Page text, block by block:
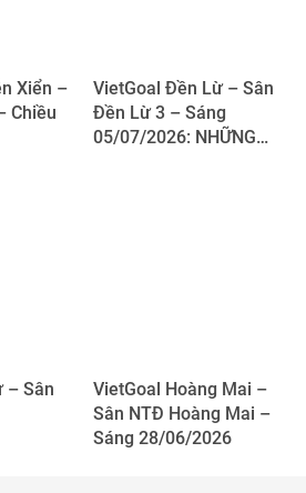
Xiển –
Chiều
VietGoal Đền Lừ – Sân
Đền Lừ 3 – Sáng
05/07/2026: NHỮNG
– Sân
VietGoal Hoàng Mai –
Sân NTĐ Hoàng Mai –
Sáng 28/06/2026